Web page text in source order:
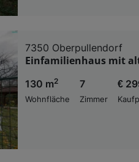
7350 Oberpullendorf
Einfamilienhaus mit
130 m2
Wohnfläche
7
Zimmer
€